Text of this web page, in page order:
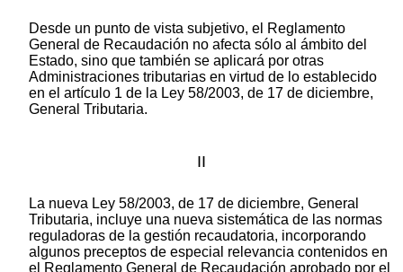
Desde un punto de vista subjetivo, el Reglamento
General de Recaudación no afecta sólo al ámbito del
Estado, sino que también se aplicará por otras
Administraciones tributarias en virtud de lo establecido
en el artículo 1 de la Ley 58/2003, de 17 de diciembre,
General Tributaria.
II
La nueva Ley 58/2003, de 17 de diciembre, General
Tributaria, incluye una nueva sistemática de las normas
reguladoras de la gestión recaudatoria, incorporando
algunos preceptos de especial relevancia contenidos en
el Reglamento General de Recaudación aprobado por el